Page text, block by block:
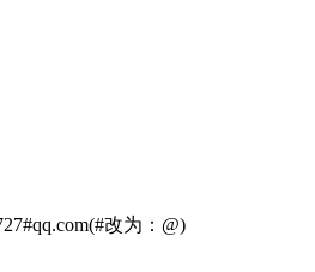
改为：@)